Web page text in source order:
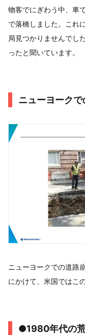
物客でにぎわう中、車
で落橋しました。これ
局見つかりませんでし
ったと聞いています。
ニューヨーク
ニューヨークでの道路
にかけて、米国ではこ
●1980年代の